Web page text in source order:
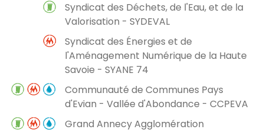
Syndicat des Déchets, de l'Eau, et de la
Valorisation - SYDEVAL
Syndicat des Énergies et de
l'Aménagement Numérique de la Haute
Savoie - SYANE 74
Communauté de Communes Pays
d'Evian - Vallée d'Abondance - CCPEVA
Grand Annecy Agglomération